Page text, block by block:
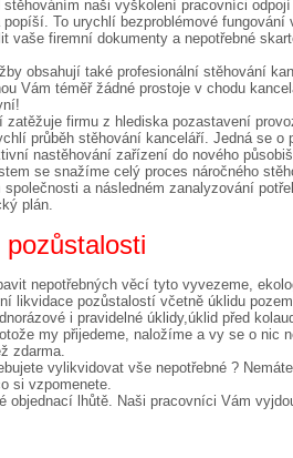
stěhováním naši vyškolení pracovníci
popíší. To urychlí bezproblémové
vaše firemní dokumenty a nepotřebné
obsahují také profesionální stěhování
Vám téměř žádné prostoje v chodu
zatěžuje firmu z hlediska pozastavení
průběh stěhování kanceláří. Jedná se
nastěhování zařízení do nového
se snažíme celý proces náročného
a následném zanalyzování
plán.
pozůstalosti
nepotřebných věcí tyto vyvezeme,
likvidace pozůstalostí včetně úklidu
i pravidelné úklidy,úklid před
my přijedeme, naložíme a vy se o nic
zdarma.
vylikvidovat vše nepotřebné ?
si vzpomenete.
objednací lhůtě. Naši pracovníci Vám